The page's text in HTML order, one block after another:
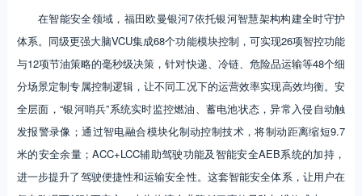
在智能安全领域，福田欧曼银河7依托银河智慧架构构建全时守护
体系。同级更强大脑VCU集成68个功能模块控制，可实现26项智控功能
与12项节油策略的毫秒级决策，针对快递、冷链、危险品运输等48个细
分场景定制专属控制逻辑，让不同工况下的运营效率实现高效均衡。安
全层面，“银河哨兵”系统实时监控燃油、蓄电池状态，异常入侵自动触
发报警录像；通过智电融合模块化制动控制技术，将制动距离缩短9.7
米的安全余量；ACC+LCC辅助驾驶功能及智能安全AEB系统的加持，
进一步提升了驾驶便捷性和运输安全性。这套智能安全体系，让用户在